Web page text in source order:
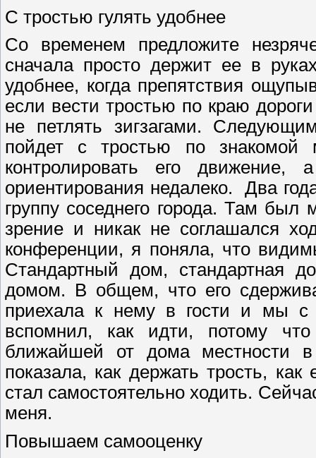
С тростью гулять удобнее
Со временем предложите
сначала просто держит ее в
удобнее, когда препятствия
если вести тростью по краю
не петлять зигзагами.
пойдет с тростью по
контролировать его
ориентирования недалеко. Два
группу соседнего города. Там был
зрение и никак не соглашался
конференции, я поняла, что
Стандартный дом, стандартная
домом. В общем, что его
приехала к нему в гости и мы
вспомнил, как идти, потому
ближайшей от дома местности
показала, как держать трость,
стал самостоятельно ходить.
меня.
Повышаем самооценку